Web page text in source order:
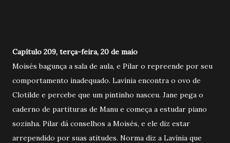
Capítulo 209, terça-feira, 20 de maio
Moisés bagunça a sala de aula, e Pilar o repreende por seu
comportamento inadequado. Lavínia encontra o ovo de
Clotilde e percebe que um pintinho nasceu. Jane pega o
caderno de partituras de Manu e começa a estudar piano
sozinha. Pilar dá conselhos a Moisés, e ele diz estar
arrependido por suas atitudes. Norma diz a Lavínia que